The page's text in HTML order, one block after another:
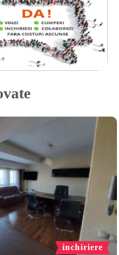
inchiriere